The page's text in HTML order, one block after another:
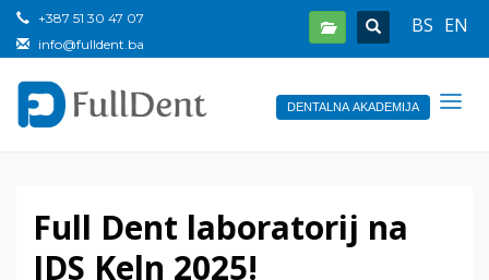
BS EN
+387 51 30 47 07
info@fulldent.ba
DENTALNA AKADEMIJA
Full Dent laboratorij na
IDS Keln 2025!